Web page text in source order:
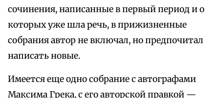
сочинения, написанные в первый период и о
которых уже шла речь, в прижизненные
собрания автор не включал, но предпочитал
написать новые.
Имеется еще одно собрание с автографами
Максима Грека, с его авторской правкой —